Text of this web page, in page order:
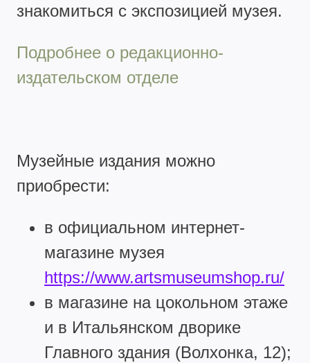
знакомиться с экспозицией музея.
Подробнее о редакционно-
издательском отделе
Музейные издания можно
приобрести:
в официальном интернет-
магазине музея
https://www.artsmuseumshop.ru/
в магазине на цокольном этаже
и в Итальянском дворике
Главного здания (Волхонка, 12);